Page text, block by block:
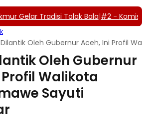
Gelar Tradisi Tolak Bala|#2 -Komisi A
Oleh Gubernur Aceh, Ini Profil
Oleh Gubernur
Walikota
Sayuti